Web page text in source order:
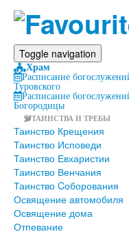
Toggle navigation
Храм
Расписание
Туровского
Расписание
Богородицы
ТАИНСТВА И ТРЕБЫ
Таинство Крещения
Таинство Исповеди
Таинство Евхаристии
Таинство Венчания
Таинство Cоборования
Освящение автомобиля
Освящение дома
Отпевание